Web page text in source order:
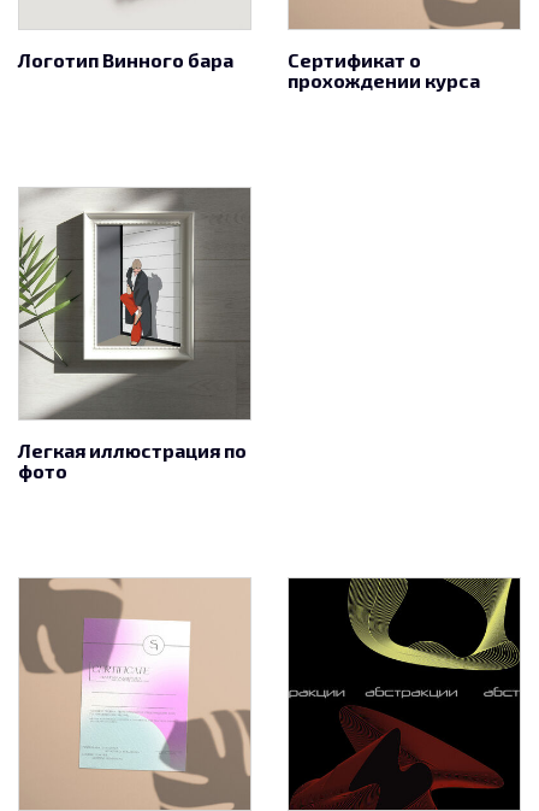
Логотип Винного бара
Сертификат о
прохождении курса
Легкая иллюстрация по
фото